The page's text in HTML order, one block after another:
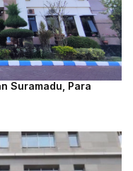
Suramadu, Para